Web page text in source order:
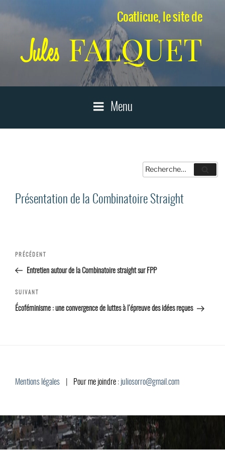
Coatlicue, le site de
Jules FALQUET
Menu
Recherche
pour
Présentation de la Combinatoire Straight
Navigation
de l’article
Article
précédent
PRÉCÉDENT
Entretien autour de la Combinatoire straight sur FPP
Article
suivant
SUIVANT
Écoféminisme : une convergence de luttes à l’épreuve des idées reçues
Mentions légales Pour me joindre : juliosorro@gmail.com